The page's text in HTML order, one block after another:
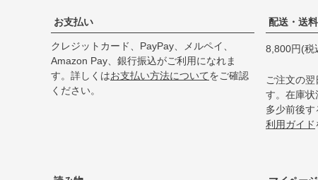
お支払い
クレジットカード、PayPay、メルペイ、
Amazon Pay、銀行振込がご利用になれま
す。詳しくはお支払い方法についてをご確認
ください。
配送・送料
8,800円(税
ご注文の
す。在庫状
多少前後
利用ガイド